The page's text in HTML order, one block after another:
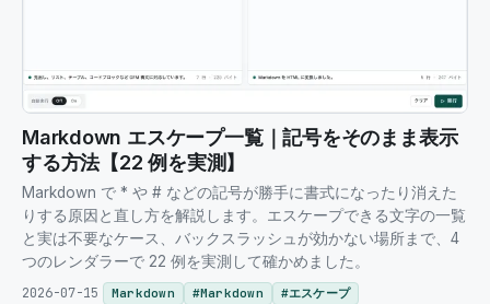
Markdown エスケープ一覧｜記号をそのまま表示
する方法【22 例を実測】
Markdown で * や # などの記号が勝手に書式になったり消えた
りする原因と直し方を解説します。エスケープできる文字の一覧
と実は不要なケース、バックスラッシュが効かない場所まで、4
つのレンダラーで 22 例を実測して確かめました。
2026-07-15
Markdown #Markdown #エスケープ